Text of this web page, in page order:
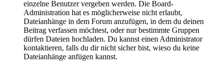
einzelne Benutzer vergeben werden. Die Board-
Administration hat es möglicherweise nicht erlaubt,
Dateianhänge in dem Forum anzufügen, in dem du deinen
Beitrag verfassen möchtest, oder nur bestimmte Gruppen
dürfen Dateien hochladen. Du kannst einen Administrator
kontaktieren, falls du dir nicht sicher bist, wieso du keine
Dateianhänge anfügen kannst.